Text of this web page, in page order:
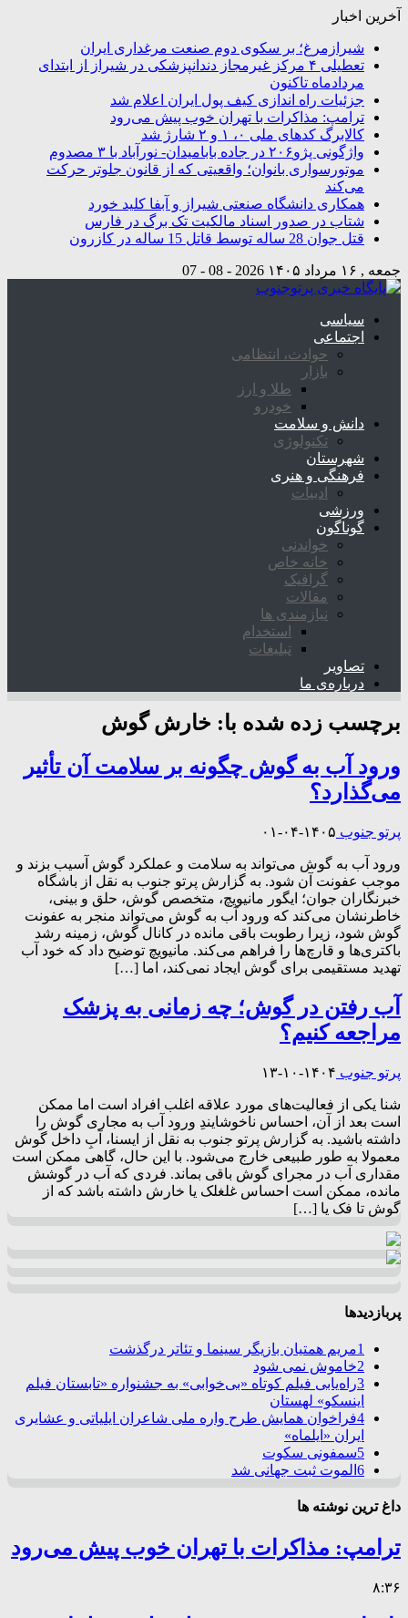
آخرین اخبار
شیرازمرغ؛ بر سکوی دوم صنعت مرغداری ایران
تعطیلی ۴ مرکز غیرمجاز دندانپزشکی در شیراز از ابتدای
مردادماه تاکنون
جزئیات راه اندازی کیف پول ایران اعلام شد
ترامپ: مذاکرات با تهران خوب پیش می‌رود
کالابرگ کدهای ملی ۰، ۱ و ۲ شارژ شد
واژگونی پژو۲۰۶ در جاده بابامیدان- نورآباد با ۳ مصدوم
موتورسواری بانوان؛ واقعیتی که از قانون جلوتر حرکت
می‌کند
همکاری دانشگاه صنعتی شیراز و آبفا کلید خورد
شتاب در صدور اسناد مالکیت تک برگ در فارس
قتل جوان 28 ساله توسط قاتل 15 ساله در کازرون
جمعه , ۱۶ مرداد ۱۴۰۵ 2026 - 08 - 07
سیاسی
اجتماعی
حوادث، انتظامی
بازار
طلا و ارز
خودرو
دانش و سلامت
تکنولوژی
شهرستان
فرهنگی و هنری
ادبیات
ورزشی
گوناگون
خواندنی
خانه خاص
گرافیک
مقالات
نیازمندی ها
استخدام
تبلیغات
تصاویر
درباره‌ی ما
برچسب زده شده با: خارش گوش
ورود آب به گوش چگونه بر سلامت آن تأثیر
می‌گذارد؟
پرتو جنوب ۱۴۰۵-۰۴-۰۱
ورود آب به گوش می‌تواند به سلامت و عملکرد گوش آسیب بزند و
موجب عفونت آن شود. به گزارش پرتو جنوب به نقل از باشگاه
خبرنگاران جوان؛ ایگور مانیویچ، متخصص گوش، حلق و بینی،
خاطرنشان می‌کند که ورود آب به گوش می‌تواند منجر به عفونت
گوش شود، زیرا رطوبت باقی مانده در کانال گوش، زمینه رشد
باکتری‌ها و قارچ‌ها را فراهم می‌کند. مانیویچ توضیح داد که خود آب
تهدید مستقیمی برای گوش ایجاد نمی‌کند، اما […]
آب رفتن در گوش؛ چه زمانی به پزشک
مراجعه کنیم؟
پرتو جنوب ۱۴۰۴-۱۰-۱۳
شنا یکی از فعالیت‌های مورد علاقه اغلب افراد است اما ممکن
است بعد از آن، احساس ناخوشایندِ ورود آب به مجاری گوش را
داشته باشید. به گزارش پرتو جنوب به نقل از ایسنا، آبِ داخل گوش
معمولا به‌ طور طبیعی خارج می‌شود. با این‌ حال، گاهی ممکن است
مقداری آب در مجرای گوش باقی بماند. فردی که آب در گوشش
مانده، ممکن است احساس غلغلک یا خارش داشته باشد که از
گوش تا فک یا […]
پربازدیدها
1مریم همتیان بازیگر سینما و تئاتر درگذشت
2خاموش نمی شود
3راه‌یابی فیلم کوتاه «بی‌خوابی» به جشنواره «تابستان فیلم
اینسکو» لهستان
4فراخوان همایش طرح واره ملی شاعران ایلیاتی و عشایری
ایران «ایلماه»
5سمفونی سکوت
6 الموت ثبت جهانی شد
داغ ترین نوشته ها
ترامپ: مذاکرات با تهران خوب پیش می‌رود
۸:۳۶